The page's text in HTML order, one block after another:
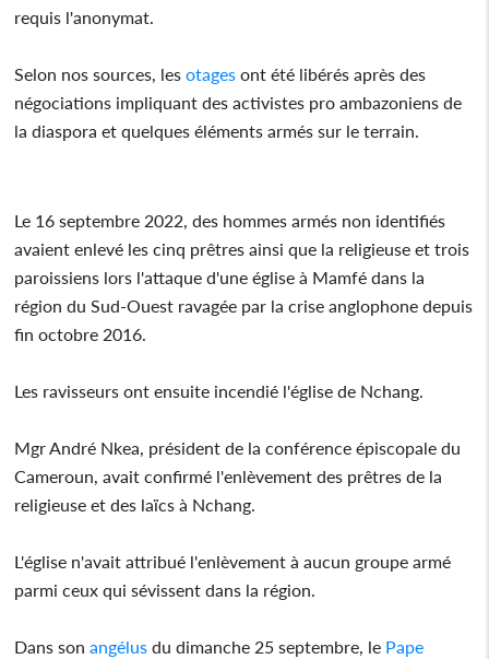
requis l'anonymat.
Selon nos sources, les otages ont été libérés après des
négociations impliquant des activistes pro ambazoniens de
la diaspora et quelques éléments armés sur le terrain.
Le 16 septembre 2022, des hommes armés non identifiés
avaient enlevé les cinq prêtres ainsi que la religieuse et trois
paroissiens lors l'attaque d'une église à Mamfé dans la
région du Sud-Ouest ravagée par la crise anglophone depuis
fin octobre 2016.
Les ravisseurs ont ensuite incendié l'église de Nchang.
Mgr André Nkea, président de la conférence épiscopale du
Cameroun, avait confirmé l'enlèvement des prêtres de la
religieuse et des laïcs à Nchang.
L'église n'avait attribué l'enlèvement à aucun groupe armé
parmi ceux qui sévissent dans la région.
Dans son angélus du dimanche 25 septembre, le Pape